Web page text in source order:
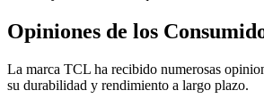
Opiniones de los
La marca TCL ha recibido numerosas
su durabilidad y rendimiento a largo plazo.